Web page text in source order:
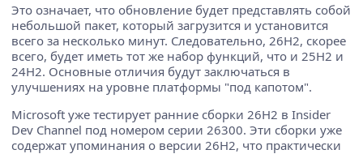
Это означает, что обновление будет представлять собой
небольшой пакет, который загрузится и установится
всего за несколько минут. Следовательно, 26H2, скорее
всего, будет иметь тот же набор функций, что и 25H2 и
24H2. Основные отличия будут заключаться в
улучшениях на уровне платформы "под капотом".
Microsoft уже тестирует ранние сборки 26H2 в Insider
Dev Channel под номером серии 26300. Эти сборки уже
содержат упоминания о версии 26H2, что практически